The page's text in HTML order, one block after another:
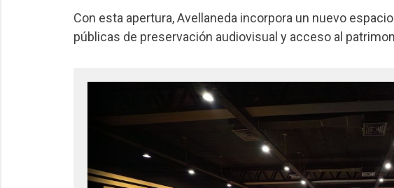
Con esta apertura, Avellaneda incorpora un nuevo
públicas de preservación audiovisual y acceso al